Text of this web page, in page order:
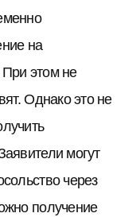
на
этом не
Однако это не
могут
через
получение